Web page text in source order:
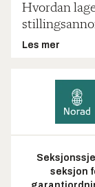
Hvordan
Les mer
seksjon